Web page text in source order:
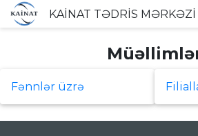
KAİNAT TƏDRİS MƏRKƏZİ
Fənnlər üzrə